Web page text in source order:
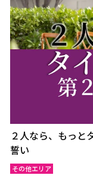
ナコーンラーチャ
（コラート）
カラシン
サコンナコーン
ノーンカーイ
ローイエット
ブリーラム
シーサケート
２人なら、もっと
誓い
その他エリア